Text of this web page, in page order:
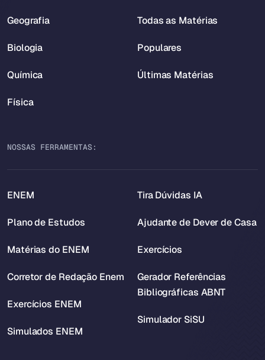
Geografia
Biologia
Química
Física
Todas as Matérias
Populares
Últimas Matérias
NOSSAS FERRAMENTAS:
ENEM
Plano de Estudos
Matérias do ENEM
Corretor de Redação Enem
Exercícios ENEM
Simulados ENEM
Tira Dúvidas IA
Ajudante de Dever de Casa
Exercícios
Gerador Referências
Bibliográficas ABNT
Simulador SiSU